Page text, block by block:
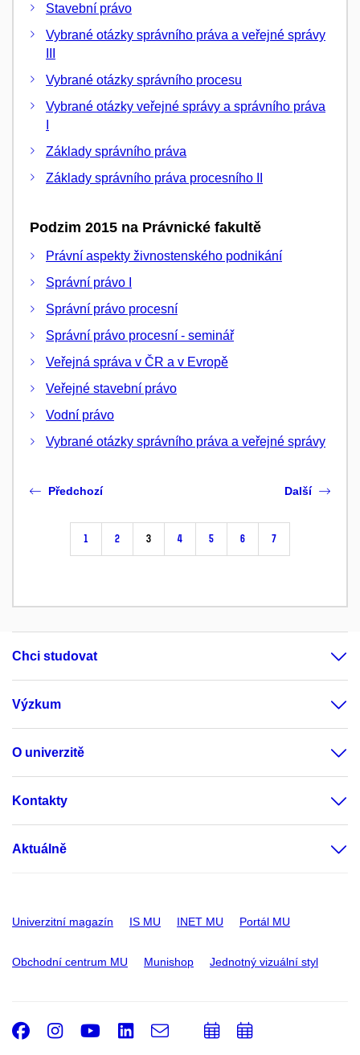
Stavební právo
Vybrané otázky správního práva a veřejné správy
Vybrané otázky správního procesu
Vybrané otázky veřejné správy a správního práva
Základy správního práva
Základy správního práva procesního II
Podzim 2015 na Právnické fakultě
Právní aspekty živnostenského podnikání
Správní právo I
Správní právo procesní
Správní právo procesní - seminář
Veřejná správa v ČR a v Evropě
Veřejné stavební právo
Vodní právo
Vybrané otázky správního práva a veřejné správy
Předchozí
1 2 3 4 5 6 7
Další
Chci studovat
Výzkum
O univerzitě
Kontakty
Aktuálně
Univerzitní magazín IS MU INET MU Portál MU
Obchodní centrum MU Munishop Jednotný vizuální styl
Facebook
Instagram
Youtube
LinkedIn
e-
PřidatPřidat